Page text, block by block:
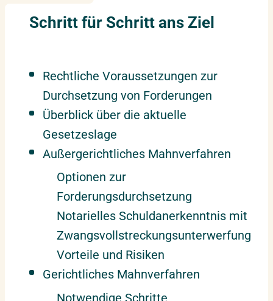
Schritt für Schritt ans Ziel
Rechtliche Voraussetzungen zur
Durchsetzung von Forderungen
Überblick über die aktuelle
Gesetzeslage
Außergerichtliches Mahnverfahren
Optionen zur
Forderungsdurchsetzung
Notarielles Schuldanerkenntnis mit
Zwangsvollstreckungsunterwerfung
Vorteile und Risiken
Gerichtliches Mahnverfahren
Notwendige Schritte